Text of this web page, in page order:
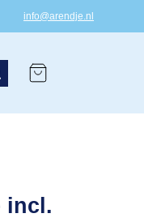
info@arendje.nl
incl.